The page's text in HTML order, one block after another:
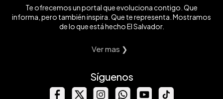
Te ofrecemos un portal que evoluciona contigo. Que
informa, pero también inspira. Que te representa. Mostramos
de lo que está hecho El Salvador.
Ver mas ❯
Síguenos